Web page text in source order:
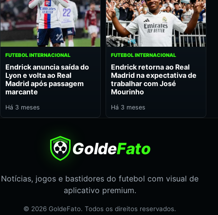
FUTEBOL INTERNACIONAL
Endrick anuncia saída do
Lyon e volta ao Real
Madrid após passagem
marcante
Há 3 meses
FUTEBOL INTERNACIONAL
Endrick retorna ao Real
Madrid na expectativa de
trabalhar com José
Mourinho
Há 3 meses
GoldeFato
Notícias, jogos e bastidores do futebol com visual de
aplicativo premium.
© 2026 GoldeFato. Todos os direitos reservados.